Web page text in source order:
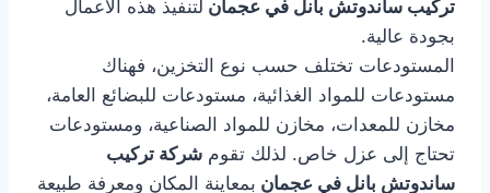
تركيب ساندوتش بانل في عجمان لتنفيذ هذه الأعمال
بجودة عالية.
المستودعات تختلف حسب نوع التخزين، فهناك
مستودعات للمواد الغذائية، مستودعات للبضائع العامة،
مخازن للمعدات، مخازن للمواد الصناعية، ومستودعات
تحتاج إلى عزل خاص. لذلك تقوم شركة تركيب
ساندوتش بانل في عجمان بمعاينة المكان ومعرفة طبيعة